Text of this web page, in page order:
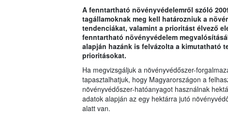
A fenntartható növényvédelemről szóló
tagállamoknak meg kell határozniuk a
tendenciákat, valamint a prioritást élvező
fenntartható növényvédelem
alapján hazánk is felvázolta a kimutatható
prioritásokat.
Ha megvizsgáljuk a növényvédőszer-
tapasztalhatjuk, hogy Magyarországon a
növényvédőszer-hatóanyagot használnak
adatok alapján az egy hektárra jutó
alatt van.